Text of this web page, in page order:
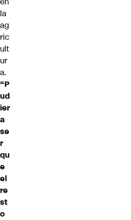
la
ag
ric
ult
ur
a.
“P
ud
ier
a
se
r
qu
e
el
re
st
o